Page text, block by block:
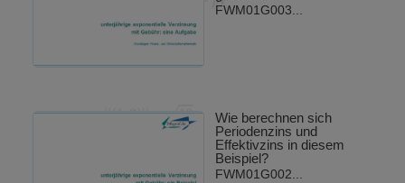
FWM01G003...
Wie berechnen sich
Periodenzins und
Effektivzins in diesem
Beispiel?
FWM01G002...